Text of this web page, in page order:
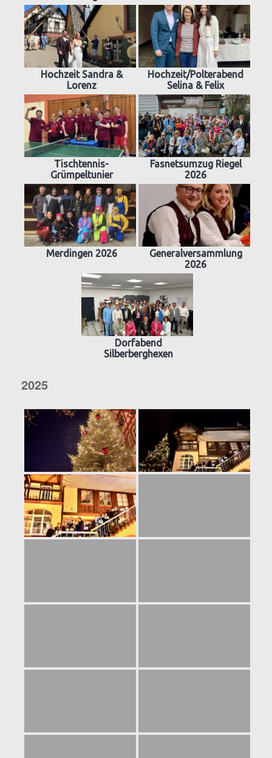
Hochzeit Sandra &
Lorenz
Hochzeit/Polterabend
Selina & Felix
Tischtennis-
Grümpeltunier
Fasnetsumzug Riegel
2026
Merdingen 2026
Generalversammlung
2026
Dorfabend
Silberberghexen
2025